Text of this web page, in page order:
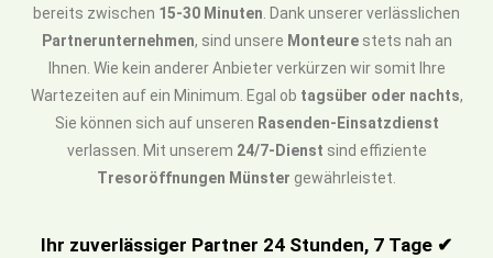
bereits zwischen 15-30 Minuten . Dank unserer verlässlichen
Partnerunternehmen, sind unsere Monteurestets nah an
Ihnen. Wie kein anderer Anbieter verkürzen wir somit Ihre
Wartezeiten auf ein Minimum. Egal ob tagsüber oder nachts,
Sie können sich auf unseren Rasenden-Einsatzdienst
verlassen. Mit unserem 24/7-Dienst sind effiziente
Tresoröffnungen Münster gewährleistet.
Ihr zuverlässiger Partner 24 Stunden, 7 Tage ✔